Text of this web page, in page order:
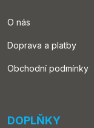
O nás
Doprava a platby
Obchodní podmínky
DOPLŇKY